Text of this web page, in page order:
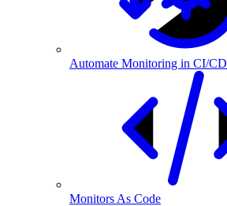
Automate Monitoring in CI/CD
Monitors As Code